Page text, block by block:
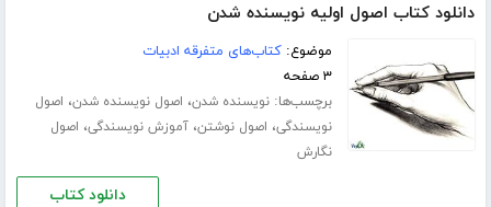
دانلود کتاب اصول اولیه نویسنده شدن
موضوع:کتاب‌های متفرقه ادبیات
۳ صفحه
برچسب‌ها:نویسنده شدن، اصول نویسنده شدن، اصول
نویسندگی، اصول نوشتن،آموزش نویسندگی، اصول
نگارش
دانلود کتاب